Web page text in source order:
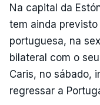
Na capital da
tem ainda
portuguesa, na
bilateral com o
Caris, no sábado,
regressar a